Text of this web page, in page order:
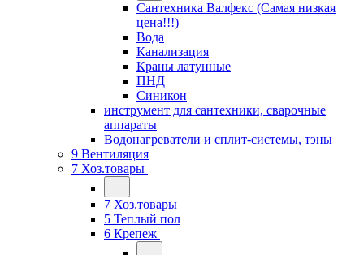
Сантехника Валфекс (Самая низкая
цена!!!)
Вода
Канализация
Краны латунные
ПНД
Синикон
инструмент для сантехники, сварочные
аппараты
Водонагреватели и сплит-системы, тэны
9 Вентиляция
7 Хоз.товары
7 Хоз.товары
5 Теплый пол
6 Крепеж